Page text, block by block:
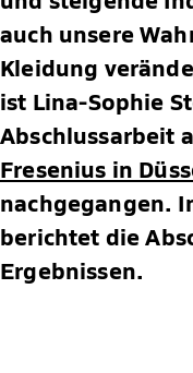
auch unsere
Kleidung
ist Lina-Sophie
Abschlussarbeit
Fresenius in
nachgegangen.
berichtet die
Ergebnissen.